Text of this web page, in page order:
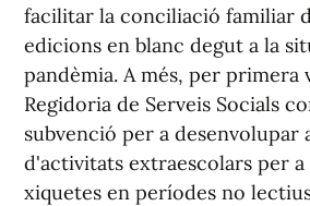
facilitar la conciliació familiar
edicions en blanc degut a la
pandèmia. A més, per primera
Regidoria de Serveis Socials
subvenció per a desenvolupar
d'activitats extraescolars per
xiquetes en períodes no